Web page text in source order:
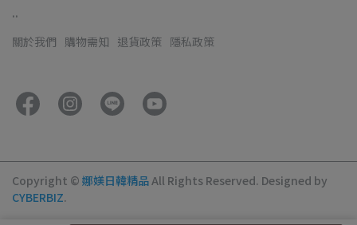
..
關於我們 購物需知 退貨政策 隱私政策
Copyright © 娜媄日韓精品 All Rights Reserved. Designed by
CYBERBIZ.